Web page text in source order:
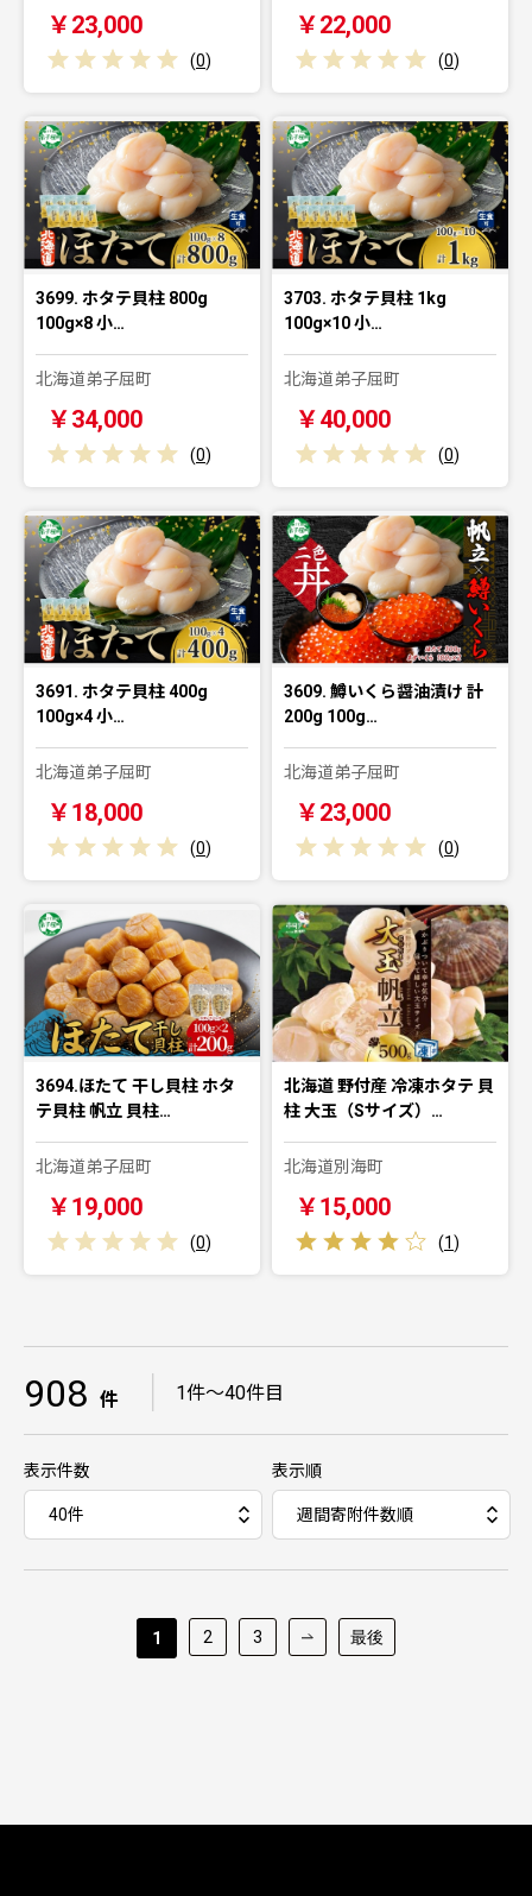
￥23,000
(0)
￥22,000
(0)
3699. ホタテ貝柱 800g
100g×8 小…
北海道弟子屈町
￥34,000
(0)
3703. ホタテ貝柱 1kg
100g×10 小…
北海道弟子屈町
￥40,000
(0)
3691. ホタテ貝柱 400g
100g×4 小…
北海道弟子屈町
￥18,000
(0)
3609. 鱒いくら醤油漬け 計
200g 100g…
北海道弟子屈町
￥23,000
(0)
3694.ほたて 干し貝柱 ホタ
テ貝柱 帆立 貝柱…
北海道弟子屈町
￥19,000
(0)
北海道 野付産 冷凍ホタテ 貝
柱 大玉（Sサイズ）…
北海道別海町
￥15,000
(1)
908 件 1件～40件目
表示件数 表示順
1 2 3 最後